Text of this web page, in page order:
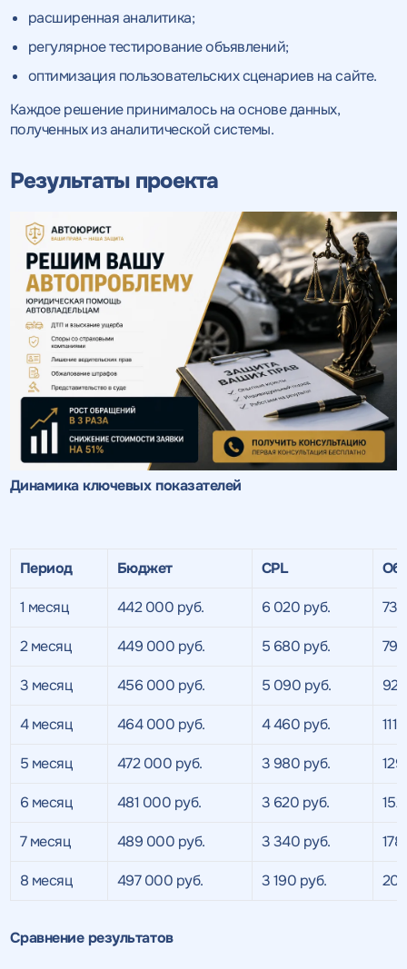
расширенная аналитика;
регулярное тестирование объявлений;
оптимизация пользовательских сценариев на сайте.
Каждое решение принималось на основе данных,
полученных из аналитической системы.
Результаты проекта
Динамика ключевых показателей
Период Бюджет CPL
1 месяц 442 000 руб. 6 020 руб. 73
2 месяц 449 000 руб. 5 680 руб. 79
3 месяц 456 000 руб. 5 090 руб. 92
4 месяц 464 000 руб. 4 460 руб. 111
5 месяц 472 000 руб. 3 980 руб. 129
6 месяц 481 000 руб. 3 620 руб. 152
7 месяц 489 000 руб. 3 340 руб. 178
8 месяц 497 000 руб. 3 190 руб.
Сравнение результатов
Получить